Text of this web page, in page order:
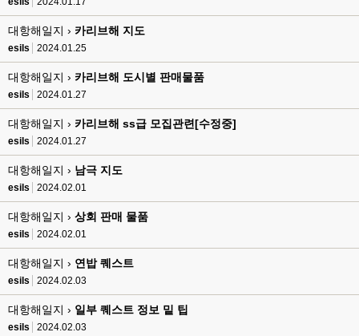
대항해일지 › 카리브해 지도
esils 2024.01.25
대항해일지 › 카리브해 도시별 판매물품
esils 2024.01.27
대항해일지 › 카리브해 ss급 모집관련[수정중]
esils 2024.01.27
대항해일지 › 남극 지도
esils 2024.02.01
대항해일지 › 상회 판매 물품
esils 2024.02.01
대항해일지 › 연밥 퀘스트
esils 2024.02.03
대항해일지 › 일부 퀘스트 정보 밑 팁
esils 2024.02.03
고게임77
오 정상 이네요!
비회원
ㅇ
esils
채팅치믄 바로 반영 정상 ㅋ
고게임77
접속자는 ip당 1명인가 보네요. 다른 브로우저로 접속해도 3명인거보면
esils
음
폰으로 접속해보니 3이 되는데
esils 00:18
나가도 3이네 하핫 ...